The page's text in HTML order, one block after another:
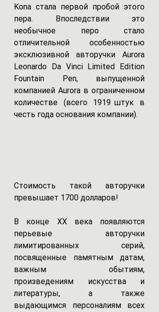
Kona стала первой пробой этого
пера. Впоследствии это
необычное перо стало
отличительной особенностью
эксклюзивной авторучки Aurora
Leonardo Da Vinci Limited Edition
Fountain Pen, выпущенной
компанией Aurora в ограниченном
количестве  (всего  1919 штук  в
честь года основания компании).
Стоимость такой авторучки
превышает 1700 долларов!
В конце XX века появляются
перьевые авторучки
лимитированных серий,
посвященные памятным датам,
важным обытиям,
произведениям искусства и
литературы, а также
выдающимся персоналиям всех